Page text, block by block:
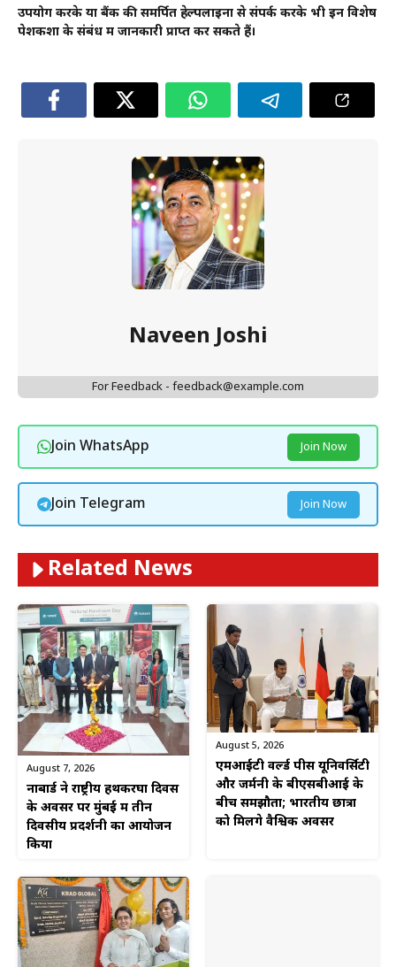
उपयोग करके या बैंक की समर्पित हेल्पलाइनों से संपर्क करके भी इन विशेष
पेशकशों के संबंध में जानकारी प्राप्त कर सकते हैं।
Naveen Joshi
For Feedback - feedback@example.com
Join WhatsApp Join Now
Join Telegram Join Now
Related News
August 7, 2026
नाबार्ड ने राष्ट्रीय हथकरघा दिवस
के अवसर पर मुंबई में तीन
दिवसीय प्रदर्शनी का आयोजन
किया
August 5, 2026
एमआईटी वर्ल्ड पीस यूनिवर्सिटी
और जर्मनी के बीएसबीआई के
बीच समझौता; भारतीय छात्रों
को मिलेंगे वैश्विक अवसर